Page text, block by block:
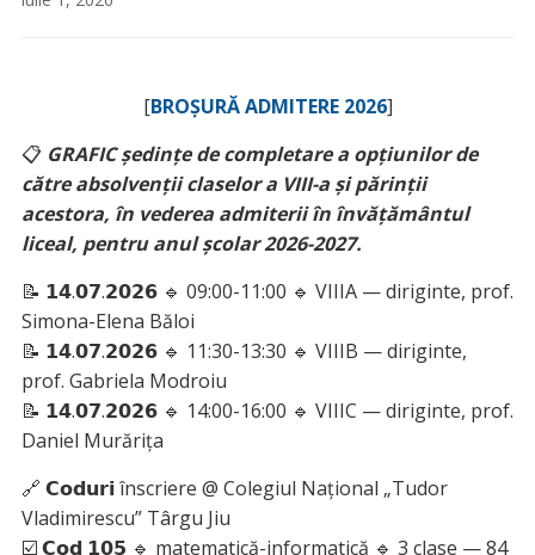
[BROȘURĂ ADMITERE 2026]
📋 GRAFIC ședințe de completare a opțiunilor de
către absolvenții claselor a VIII-a și părinții
acestora, în vederea admiterii în învățământul
liceal, pentru anul școlar 2026-2027.
📝 𝟭𝟰.𝟬𝟳.𝟮𝟬𝟮𝟲 🔹 09:00-11:00 🔹 VIIIA — diriginte, prof.
Simona-Elena Băloi
📝 𝟭𝟰.𝟬𝟳.𝟮𝟬𝟮𝟲 🔹 11:30-13:30 🔹 VIIIB — diriginte,
prof. Gabriela Modroiu
📝 𝟭𝟰.𝟬𝟳.𝟮𝟬𝟮𝟲 🔹 14:00-16:00 🔹 VIIIC — diriginte, prof.
Daniel Murărița
🔗 𝗖𝗼𝗱𝘂𝗿𝗶 înscriere @ Colegiul Național „Tudor
Vladimirescu” Târgu Jiu
☑️ 𝗖𝗼𝗱 𝟭𝟬𝟱 🔹 matematică-informatică 🔹 3 clase — 84